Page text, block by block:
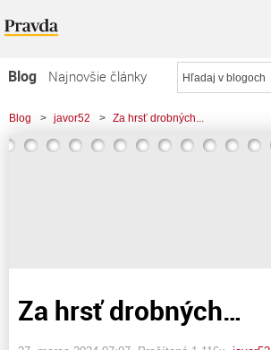
Blog
Najnovšie články
Najčítanejšie články
Najkomentovanejšie články
Blog > javor52 > Za hrsť drobných...
Za hrsť drobných…